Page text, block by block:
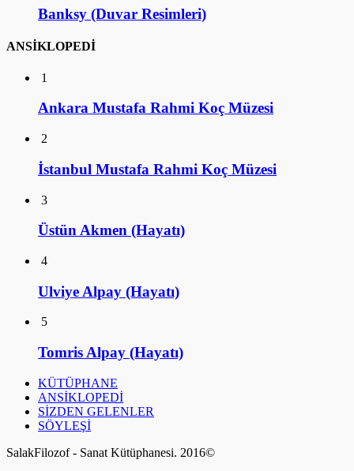
Banksy (Duvar Resimleri)
ANSİKLOPEDİ
1
Ankara Mustafa Rahmi Koç Müzesi
2
İstanbul Mustafa Rahmi Koç Müzesi
3
Üstün Akmen (Hayatı)
4
Ulviye Alpay (Hayatı)
5
Tomris Alpay (Hayatı)
KÜTÜPHANE
ANSİKLOPEDİ
SİZDEN GELENLER
SÖYLEŞİ
SalakFilozof - Sanat Kütüphanesi. 2016©